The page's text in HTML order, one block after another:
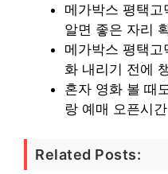
메가박스 평택
알면 좋은 자리
메가박스 평택
화 내리기 전에
혼자 영화 볼 때
랑 예매 오픈시
Related Posts: